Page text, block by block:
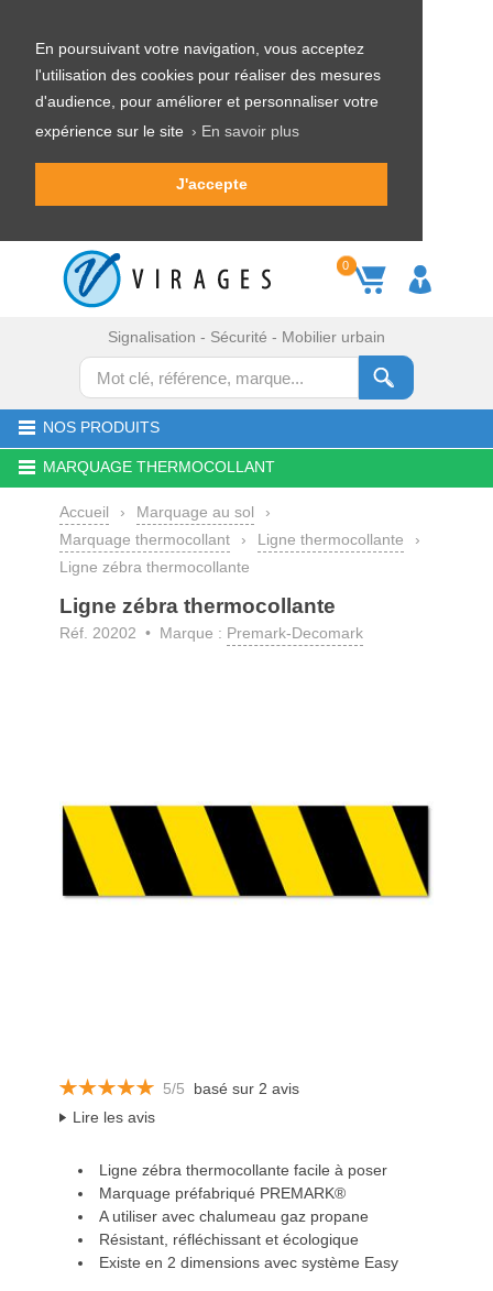
En poursuivant votre navigation, vous acceptez
l'utilisation des cookies pour réaliser des mesures
d'audience, pour améliorer et personnaliser votre
expérience sur le site › En savoir plus
J'accepte
0
Signalisation - Sécurité - Mobilier urbain
NOS PRODUITS
MARQUAGE THERMOCOLLANT
Accueil › Marquage au sol
›
Marquage thermocollant
› Ligne thermocollante
›
Ligne zébra thermocollante
Ligne zébra thermocollante
Réf. 20202 • Marque : Premark-Decomark
5/5 basé sur 2 avis
Lire les avis
Ligne zébra thermocollante facile à poser
Marquage préfabriqué PREMARK®
A utiliser avec chalumeau gaz propane
Résistant, réfléchissant et écologique
Existe en 2 dimensions avec système Easy